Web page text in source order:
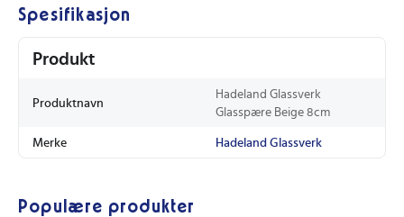
Spesifikasjon
Produkt
Produktnavn
Hadeland Glassverk
Glasspære Beige 8cm
Merke Hadeland Glassverk
Populære produkter